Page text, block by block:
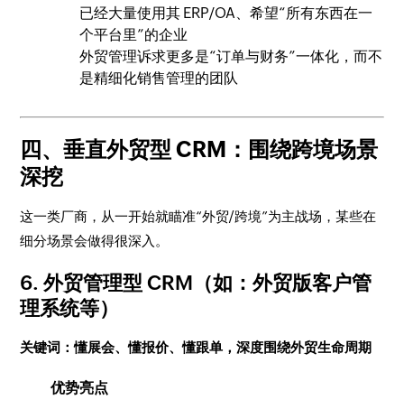
已经大量使用其 ERP/OA、希望“所有东西在一
个平台里”的企业
外贸管理诉求更多是“订单与财务”一体化，而不
是精细化销售管理的团队
四、垂直外贸型 CRM：围绕跨境场景
深挖
这一类厂商，从一开始就瞄准“外贸/跨境”为主战场，某些在
细分场景会做得很深入。
6. 外贸管理型 CRM（如：外贸版客户管
理系统等）
关键词：懂展会、懂报价、懂跟单，深度围绕外贸生命周期
优势亮点